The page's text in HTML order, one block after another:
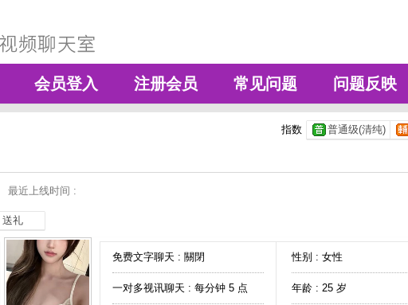
会员登入 注册会员 常见问题 问题反映
指数 普通级(清纯)
最近上线时间 :
送礼
免费文字聊天 : 關閉
一对多视讯聊天 : 每分钟 5 点
性别 : 女性
年龄 : 25 岁